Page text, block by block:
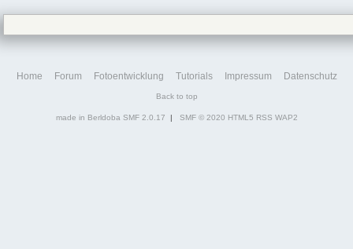
Home Forum Fotoentwicklung Tutorials Impressum Datenschutz
Back to top
made in Berldoba SMF 2.0.17 | SMF © 2020 HTML5 RSS WAP2